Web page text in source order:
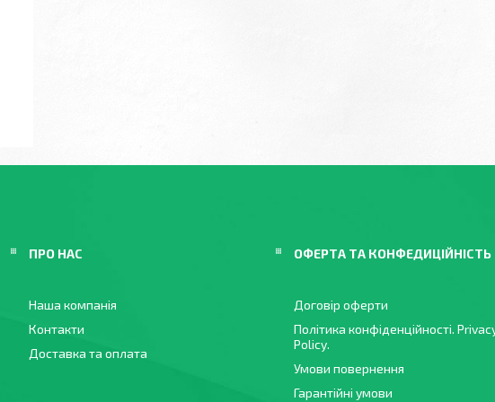
ПРО НАС
Наша компанія
Контакти
Доставка та оплата
ОФЕРТА ТА КОНФЕДИЦІЙНІСТЬ
Договір оферти
Політика конфіденційності.
Policy.
Умови повернення
Гарантійні умови